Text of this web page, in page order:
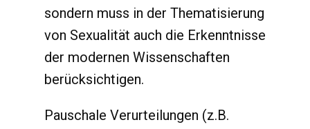
sondern muss in der Thematisierung
von Sexualität auch die Erkenntnisse
der modernen Wissenschaften
berücksichtigen.
Pauschale Verurteilungen (z.B.